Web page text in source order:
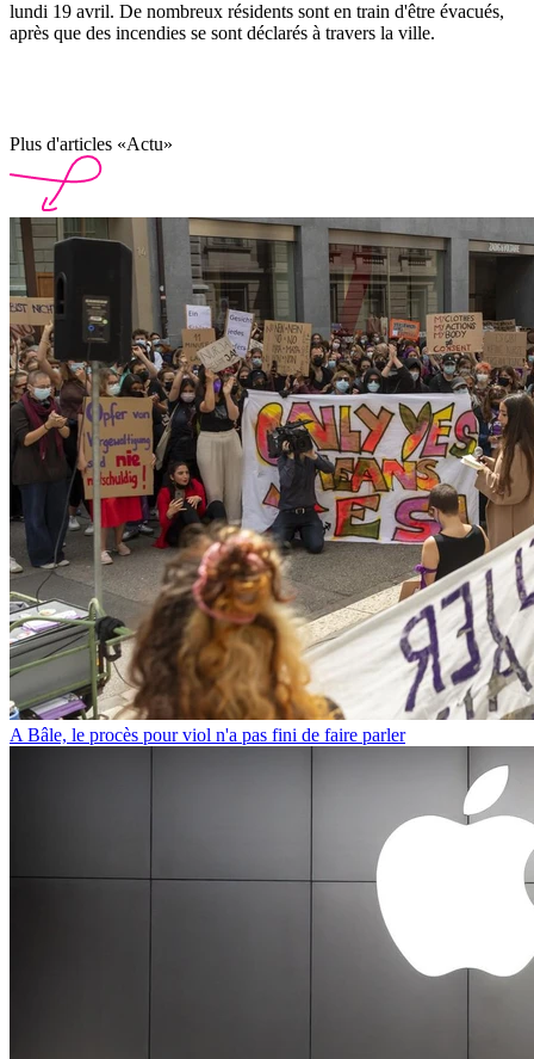
lundi 19 avril. De nombreux résidents sont en train d'être évacués,
après que des incendies se sont déclarés à travers la ville.
Plus d'articles «Actu»
A Bâle, le procès pour viol n'a pas fini de faire parler